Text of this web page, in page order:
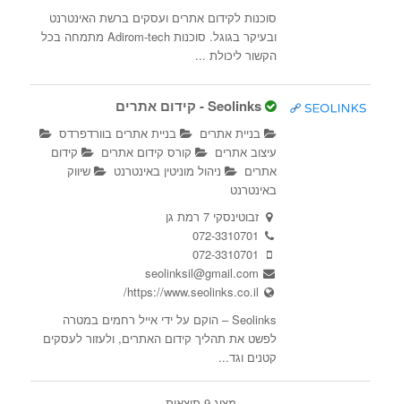
סוכנות לקידום אתרים ועסקים ברשת האינטרנט
ובעיקר בגוגל. סוכנות Adirom-tech מתמחה בכל
הקשור ליכולת ...
Seolinks - קידום אתרים
בניית אתרים
בניית אתרים בוורדפרדס
עיצוב אתרים
קורס קידום אתרים
קידום
אתרים
ניהול מוניטין באינטרנט
שיווק
באינטרנט
זבוטינסקי 7 רמת גן
072-3310701
072-3310701
seolinksil@gmail.com
https://www.seolinks.co.il/
Seolinks – הוקם על ידי אייל רחמים במטרה
לפשט את תהליך קידום האתרים, ולעזור לעסקים
קטנים וגד...